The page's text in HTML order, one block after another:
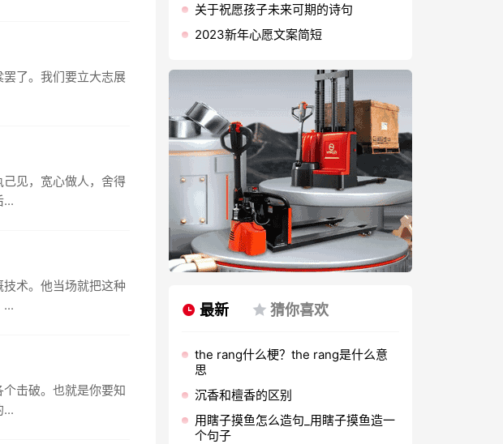
了。我们要立大志展
见，宽心做人，舍得
...
术。他当场就把这种
...
击破。也就是你要知
...
关于祝愿孩子未来可期的诗句
2023新年心愿文案简短
最新 猜你喜欢
the rang什么梗？the rang是什么意
思
沉香和檀香的区别
用瞎子摸鱼怎么造句_用瞎子摸鱼造一
个句子